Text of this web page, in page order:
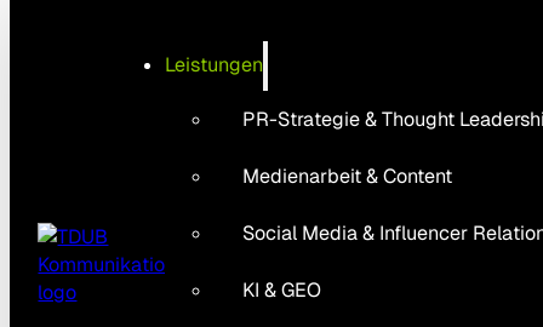
Leistungen
PR-Strategie & Thought
Medienarbeit & Content
Social Media & Influencer
KI & GEO